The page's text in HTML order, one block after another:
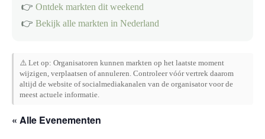
👉 Ontdek markten dit weekend
👉 Bekijk alle markten in Nederland
⚠️ Let op: Organisatoren kunnen markten op het laatste moment
wijzigen, verplaatsen of annuleren. Controleer vóór vertrek daarom
altijd de website of socialmediakanalen van de organisator voor de
meest actuele informatie.
« Alle Evenementen